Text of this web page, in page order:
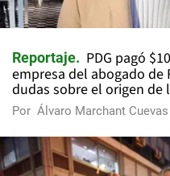
Reportaje
PDG pagó
empresa del abogado de
dudas sobre el origen de
Por Álvaro Marchant Cuevas